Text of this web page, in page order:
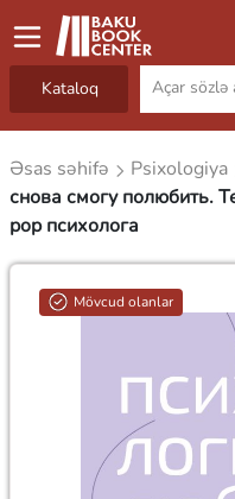
Kataloq
Əsas səhifə Psixologiya
снова смогу полюбить.
pop психолога
Mövcud olanlar